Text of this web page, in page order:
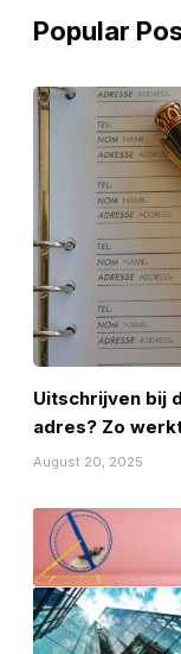
Popular
Uitschrijven bij
adres? Zo
August 20, 2025